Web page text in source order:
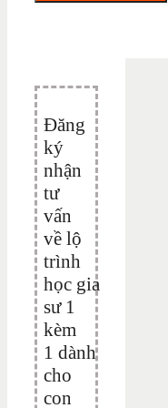
Đăng
ký
nhận
tư
vấn
về lộ
trình
học gia
sư 1
kèm
1 dành
cho
con